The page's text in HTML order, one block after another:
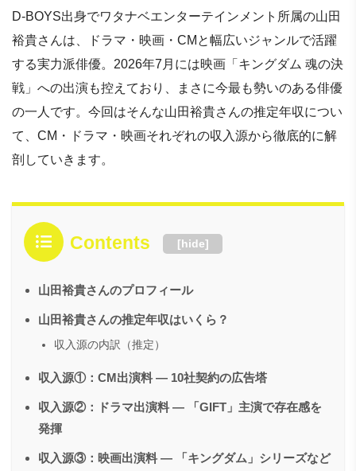
D-BOYS出身でワタナベエンターテインメント所属の山田
裕貴さんは、ドラマ・映画・CMと幅広いジャンルで活躍
する実力派俳優。2026年7月には映画「キングダム 魂の決
戦」への出演も控えており、まさに今最も勢いのある俳優
の一人です。今回はそんな山田裕貴さんの推定年収につい
て、CM・ドラマ・映画それぞれの収入源から徹底的に解
剖していきます。
Contents [hide]
山田裕貴さんのプロフィール
山田裕貴さんの推定年収はいくら？
収入源の内訳（推定）
収入源①：CM出演料 ― 10社契約の広告塔
収入源②：ドラマ出演料 ― 「GIFT」主演で存在感を
発揮
収入源③：映画出演料 ― 「キングダム」シリーズなど